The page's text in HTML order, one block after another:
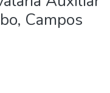
Campos